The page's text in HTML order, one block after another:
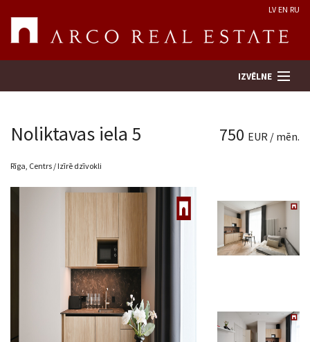
LV EN RU
IZVĒLNE
Meklēt īpašumu
Novērtēt īpašumu
Pakalpojumi
Noliktavas iela 5 750 EUR / mēn.
Rīga, Centrs / Izīrē dzīvokli